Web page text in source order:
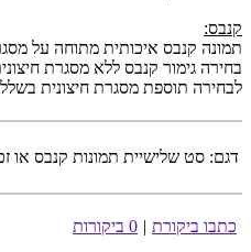
קנבס:
תמונה קנבס איכותית מתוחה על
בחירה גימור קנבס ללא מסגרת
לבחירה תוספת מסגרת חיצונית
דגם: סט שלישיית תמונות קנבס או
כתבו ביקורת | 0 ביקורות